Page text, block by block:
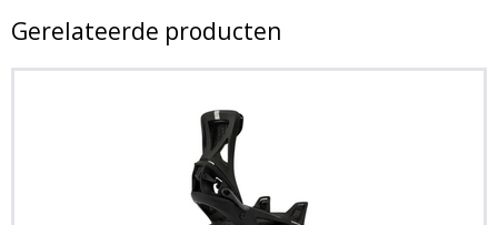
Gerelateerde producten